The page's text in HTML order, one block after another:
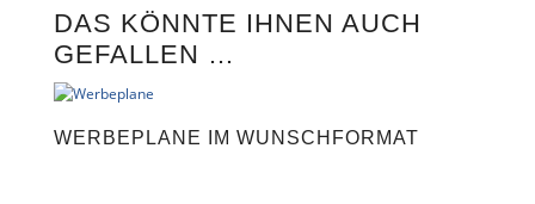
r
n
t
i
DAS KÖNNTE IHNEN AUCH
GEFALLEN …
WERBEPLANE IM WUNSCHFORMAT